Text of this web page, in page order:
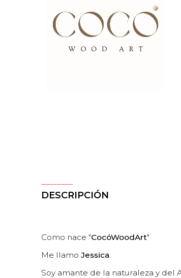
DESCRIPCIÓN
Como nace "CocóWoodArt"
Me llamo Jessica.
Soy amante de la naturaleza y del